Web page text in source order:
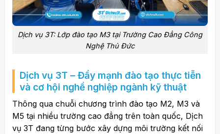
Dịch vụ 3T: Lớp đào tạo M3 tại Trường Cao Đẳng Công
Nghệ Thủ Đức
Dịch vụ 3T – Đẩy mạnh đào tạo thực tiễn
và cơ hội nghề nghiệp ngành kỹ thuật
Thông qua chuỗi chương trình đào tạo M2, M3 và
M5 tại nhiều trường cao đẳng trên toàn quốc, Dịch
vụ 3T đang từng bước xây dựng môi trường kết nối